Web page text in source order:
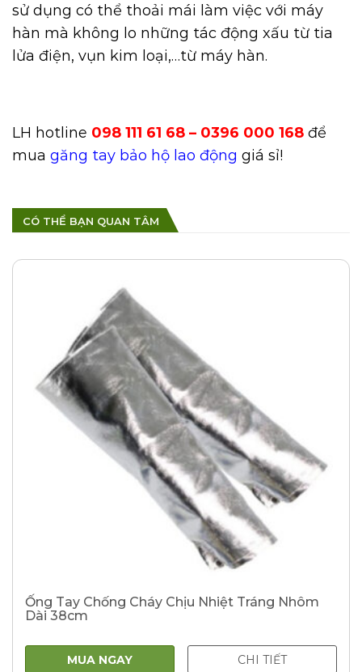
sử dụng có thể thoải mái làm việc với máy
hàn mà không lo những tác động xấu từ tia
lửa điện, vụn kim loại,…từ máy hàn.
LH hotline 098 111 61 68 – 0396 000 168 để
mua găng tay bảo hộ lao động giá sỉ!
CÓ THỂ BẠN QUAN TÂM
Ống Tay Chống Cháy Chịu Nhiệt Tráng Nhôm
Dài 38cm
MUA NGAY CHI TIẾT